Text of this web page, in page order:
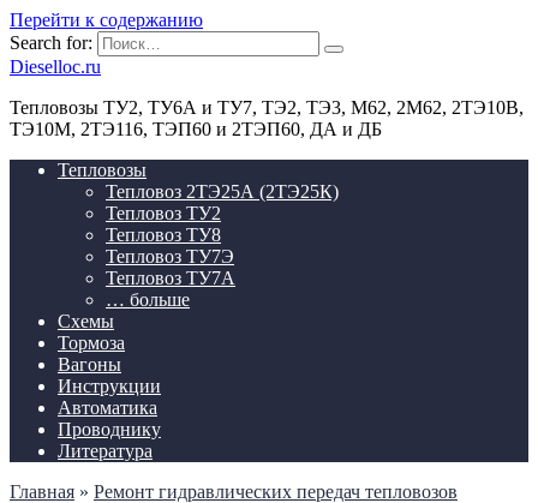
Перейти к содержанию
Search for:
Dieselloc.ru
Тепловозы ТУ2, ТУ6А и ТУ7, ТЭ2, ТЭ3, М62, 2М62, 2ТЭ10В,
ТЭ10М, 2ТЭ116, ТЭП60 и 2ТЭП60, ДА и ДБ
Тепловозы
Тепловоз 2ТЭ25А (2ТЭ25К)
Тепловоз ТУ2
Тепловоз ТУ8
Тепловоз ТУ7Э
Тепловоз ТУ7А
… больше
Схемы
Тормоза
Вагоны
Инструкции
Автоматика
Проводнику
Литература
Главная » Ремонт гидравлических передач тепловозов